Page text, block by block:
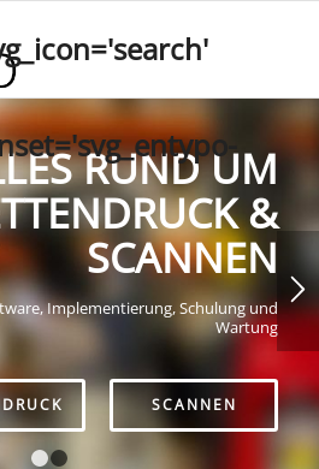
RUND UM
&
SCANNEN
Implementierung, Schulung und
Wartung
SCANNEN